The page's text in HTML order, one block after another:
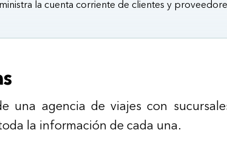
la cuenta corriente de clientes y
una agencia de viajes con
la información de cada una.